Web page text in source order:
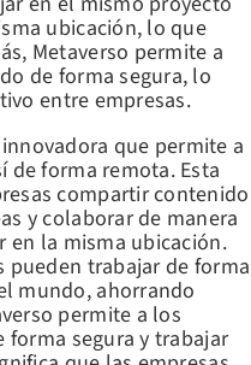
ubicación, lo que
Metaverso permite a
de forma segura, lo
entre empresas.
que permite a
de forma remota. Esta
compartir contenido
y colaborar de manera
en la misma ubicación.
pueden trabajar de forma
mundo, ahorrando
permite a los
segura y trabajar